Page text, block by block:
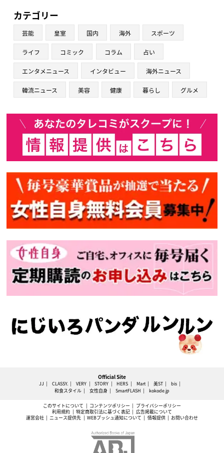
カテゴリー
芸能 皇室 国内 海外 スポーツ
ライフ コミック コラム 占い
エンタメニュース インタビュー 海外ニュース
韓流ニュース 美容 健康 暮らし グルメ
Official Site
JJ CLASSY. VERY STORY HERS Mart 美ST
bis
和食スタイル
女性自身 SmartFLASH kokode.jp
このサイトについて コンテンツポリシー
プライバシーポリシー
利用規約
特定商取引法に基づく表記
広告掲載について
運営会社
ニュース提供先 WEBプッシュ通知について 情報提供 お問い合わせ